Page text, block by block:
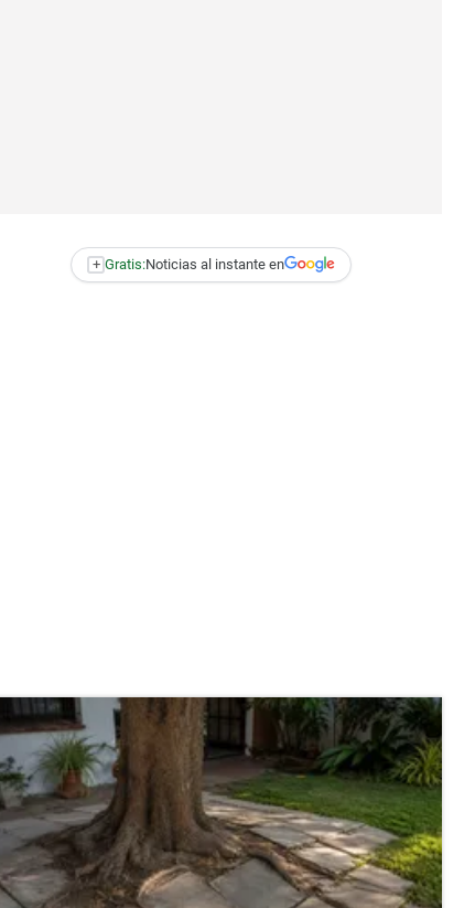
+ Gratis:Noticias al instante en